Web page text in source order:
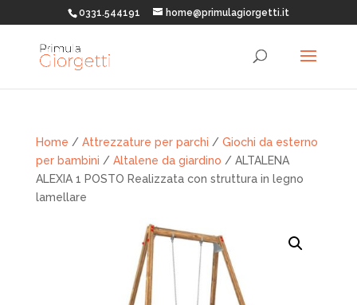
0331.544191 home@primulagiorgetti.it
Home / Attrezzature per parchi / Giochi da esterno
per bambini / Altalene da giardino / ALTALENA
ALEXIA 1 POSTO Realizzata con struttura in legno
lamellare